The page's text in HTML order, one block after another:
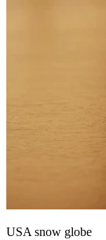
USA snow globe